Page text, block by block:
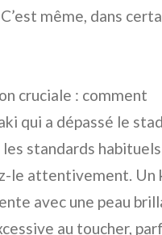
même, dans
cruciale : comment
qui a dépassé le
standards habituels
le attentivement. Un
avec une peau
au toucher,